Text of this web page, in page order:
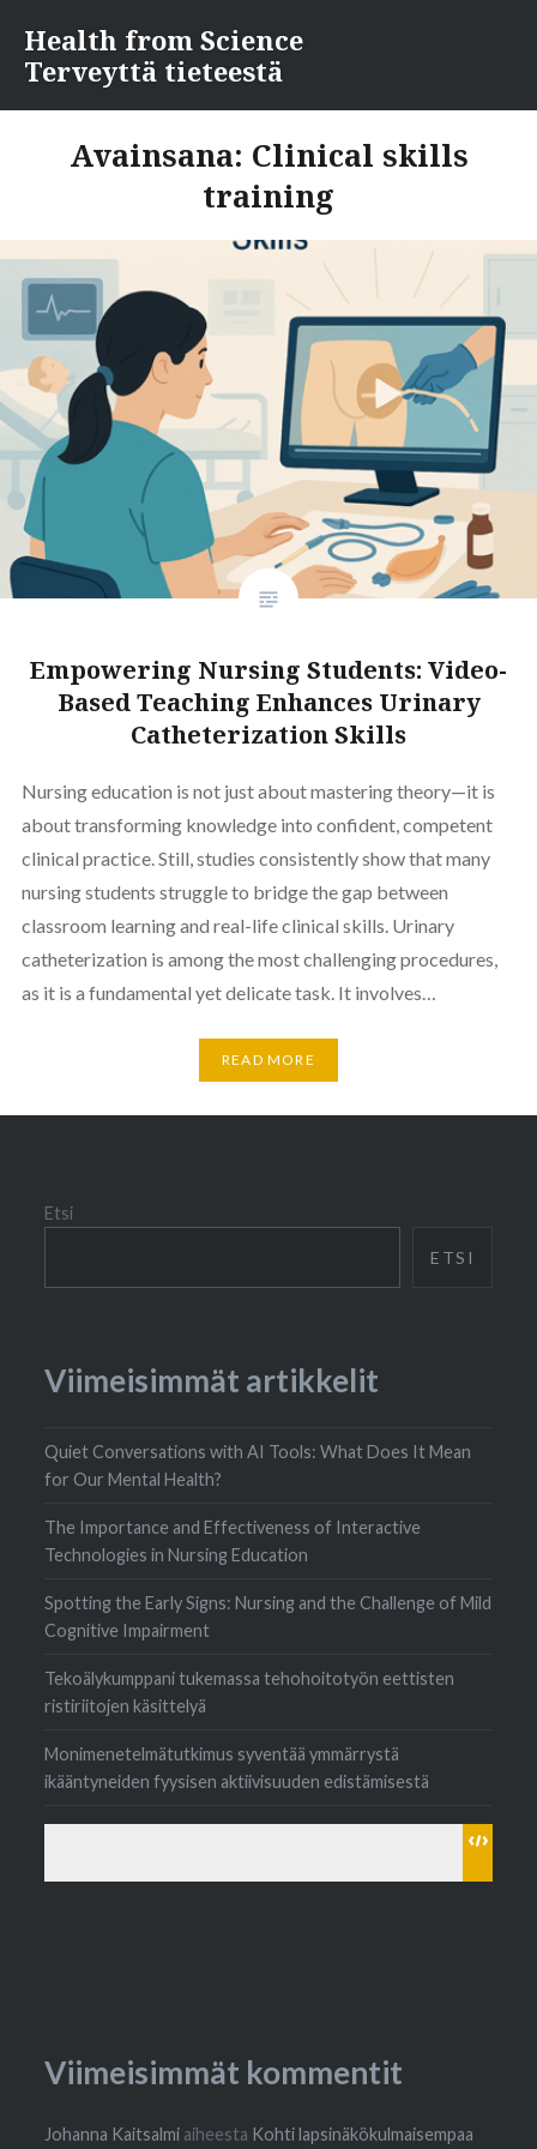
content
Health from Science
Terveyttä tieteestä
Avainsana: Clinical skills
training
Empowering Nursing Students: Video-
Based Teaching Enhances Urinary
Catheterization Skills
Nursing education is not just about mastering theory—it is
about transforming knowledge into confident, competent
clinical practice. Still, studies consistently show that many
nursing students struggle to bridge the gap between
classroom learning and real-life clinical skills. Urinary
catheterization is among the most challenging procedures,
as it is a fundamental yet delicate task. It involves…
READ MORE
Etsi
ETSI
Viimeisimmät artikkelit
Quiet Conversations with AI Tools: What Does It Mean
for Our Mental Health?
The Importance and Effectiveness of Interactive
Technologies in Nursing Education
Spotting the Early Signs: Nursing and the Challenge of Mild
Cognitive Impairment
Tekoälykumppani tukemassa tehohoitotyön eettisten
ristiriitojen käsittelyä
Monimenetelmätutkimus syventää ymmärrystä
ikääntyneiden fyysisen aktiivisuuden edistämisestä
Viimeisimmät kommentit
Johanna Kaitsalmi aiheesta Kohti lapsinäkökulmaisempaa